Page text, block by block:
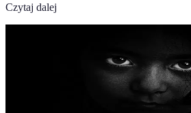
Czytaj dalej